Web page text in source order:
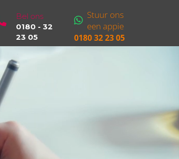
Bel ons
0180 - 32
23 05
Stuur ons
een appie
0180 32 23 05